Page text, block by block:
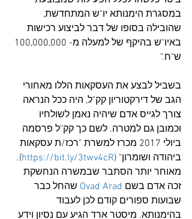
במסגרת הימנותא יו"ש המתחדשת,
שהובילה בסופו של דבר לביצוע רכישות
ש"ח."
בשביל לבצע את העסקאות הללו מאחורי
הגב של דירקטוריון קק"ל, היה ככל הנראה
צורך לגייס אדם שיהיה נאמן לשולחיו
וכמובן גם למטרה. לשם כך קק"ל פרסמה
ביולי 2017 מכרז למשרת "רכז/ת עסקאות
ביהודה ושומרון" (https://bit.ly/3twv4cR
).
מאוחר יותר הסתבר שבמשרה הנחשקת
זכה אדם בשם Ovad Arad שהחל כבר
שבועות ספורים קודם לכן לעבוד
בהימנותא. מיסטר ארד הגיע עם נסיון וידע